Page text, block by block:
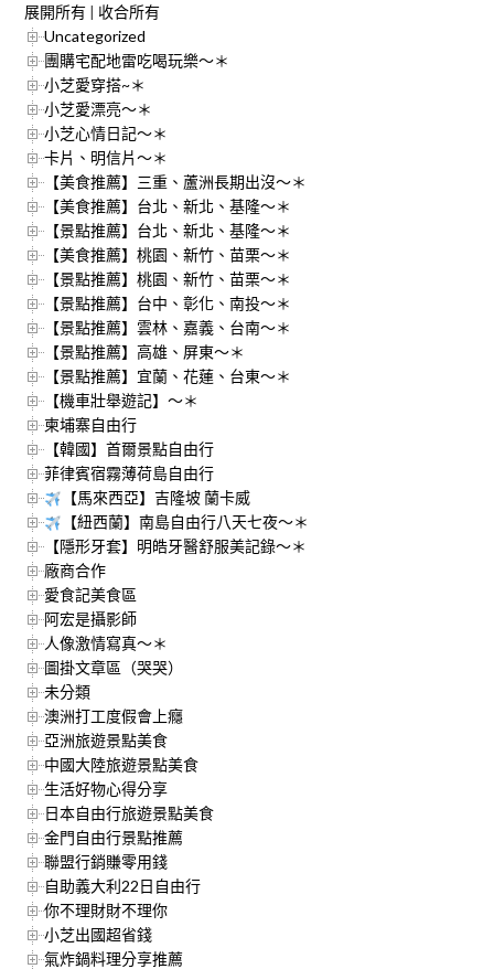
展開所有 | 收合所有
Uncategorized
團購宅配地雷吃喝玩樂～＊
小芝愛穿搭~＊
小芝愛漂亮～＊
小芝心情日記～＊
卡片、明信片～＊
【美食推薦】三重、蘆洲長期出沒～＊
【美食推薦】台北、新北、基隆～＊
【景點推薦】台北、新北、基隆～＊
【美食推薦】桃園、新竹、苗栗～＊
【景點推薦】桃園、新竹、苗栗～＊
【景點推薦】台中、彰化、南投～＊
【景點推薦】雲林、嘉義、台南～＊
【景點推薦】高雄、屏東～＊
【景點推薦】宜蘭、花蓮、台東～＊
【機車壯舉遊記】～＊
柬埔寨自由行
【韓國】首爾景點自由行
菲律賓宿霧薄荷島自由行
【馬來西亞】吉隆坡 蘭卡威
【紐西蘭】南島自由行八天七夜～＊
【隱形牙套】明皓牙醫舒服美記錄～＊
廠商合作
愛食記美食區
阿宏是攝影師
人像激情寫真～＊
圖掛文章區（哭哭）
未分類
澳洲打工度假會上癮
亞洲旅遊景點美食
中國大陸旅遊景點美食
生活好物心得分享
日本自由行旅遊景點美食
金門自由行景點推薦
聯盟行銷賺零用錢
自助義大利22日自由行
你不理財財不理你
小芝出國超省錢
氣炸鍋料理分享推薦